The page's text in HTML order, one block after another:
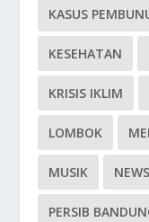
KASUS
KESEHATAN
KRISIS IKLIM
LOMBOK
MUSIK NEWS
PERSIB